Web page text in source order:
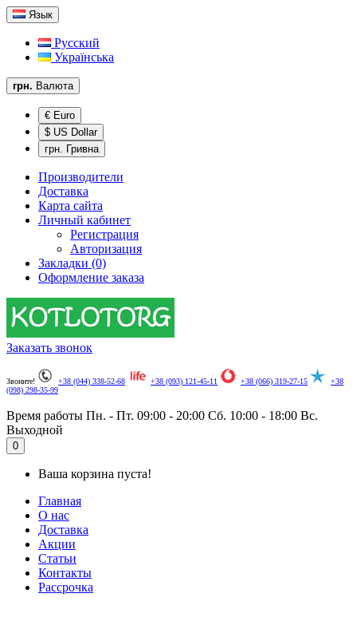
Язык
Русский
Українська
грн. Валюта
€ Euro
$ US Dollar
грн. Гривна
Производители
Доставка
Карта сайта
Личный кабинет
Регистрация
Авторизация
Закладки (0)
Оформление заказа
Заказать звонок
Звоните! +38 (044) 338-52-68 +38 (093) 121-45-11 +38 (066) 319-27-15
+38
(098) 298-35-99
Время работы Пн. - Пт. 09:00 - 20:00 Сб. 10:00 - 18:00 Вс.
Выходной
0
Ваша корзина пуста!
Главная
О нас
Доставка
Акции
Статьи
Контакты
Рассрочка